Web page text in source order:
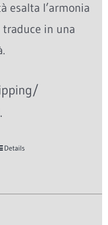
esalta l’armonia
traduce in una
Details